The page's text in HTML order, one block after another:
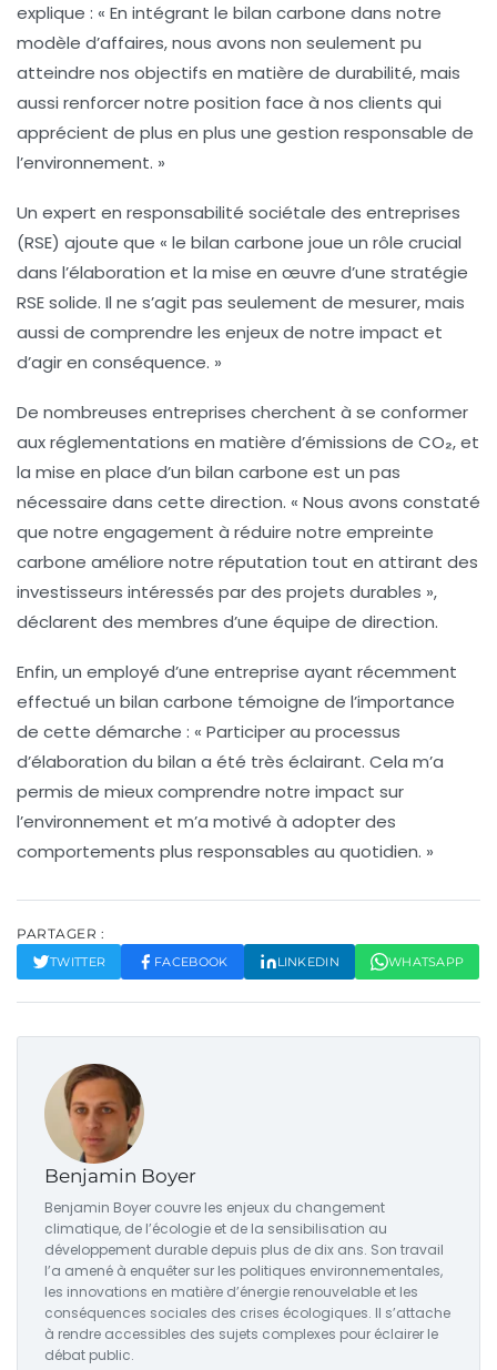
explique : « En intégrant le bilan carbone dans notre
modèle d’affaires, nous avons non seulement pu
atteindre nos objectifs en matière de durabilité, mais
aussi renforcer notre position face à nos clients qui
apprécient de plus en plus une gestion responsable de
l’environnement. »
Un expert en responsabilité sociétale des entreprises
(RSE) ajoute que « le bilan carbone joue un rôle crucial
dans l’élaboration et la mise en œuvre d’une stratégie
RSE solide. Il ne s’agit pas seulement de mesurer, mais
aussi de comprendre les enjeux de notre impact et
d’agir en conséquence. »
De nombreuses entreprises cherchent à se conformer
aux réglementations en matière d’émissions de CO₂, et
la mise en place d’un bilan carbone est un pas
nécessaire dans cette direction. « Nous avons constaté
que notre engagement à réduire notre empreinte
carbone améliore notre réputation tout en attirant des
investisseurs intéressés par des projets durables »,
déclarent des membres d’une équipe de direction.
Enfin, un employé d’une entreprise ayant récemment
effectué un bilan carbone témoigne de l’importance
de cette démarche : « Participer au processus
d’élaboration du bilan a été très éclairant. Cela m’a
permis de mieux comprendre notre impact sur
l’environnement et m’a motivé à adopter des
comportements plus responsables au quotidien. »
PARTAGER :
TWITTER FACEBOOK LINKEDIN WHATSAPP
Benjamin Boyer
Benjamin Boyer couvre les enjeux du changement
climatique, de l’écologie et de la sensibilisation au
développement durable depuis plus de dix ans. Son travail
l’a amené à enquêter sur les politiques environnementales,
les innovations en matière d’énergie renouvelable et les
conséquences sociales des crises écologiques. Il s’attache
à rendre accessibles des sujets complexes pour éclairer le
débat public.